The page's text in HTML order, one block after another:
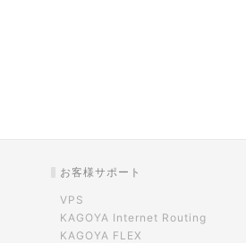
お客様サポート
VPS
KAGOYA Internet Routing
KAGOYA FLEX